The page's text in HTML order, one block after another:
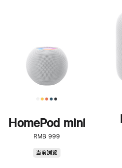
HomePod mini
RMB 999
当前浏览